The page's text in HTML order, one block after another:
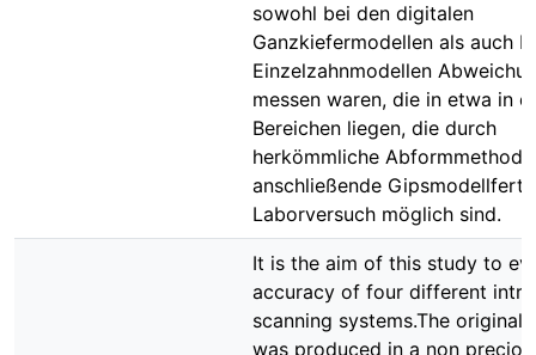
sowohl bei den digitalen
Ganzkiefermodellen als auch
Einzelzahnmodellen
messen waren, die in etwa in
Bereichen liegen, die durch
herkömmliche
anschließende
Laborversuch möglich sind.
It is the aim of this study to
accuracy of four different
scanning systems.The
was produced in a non